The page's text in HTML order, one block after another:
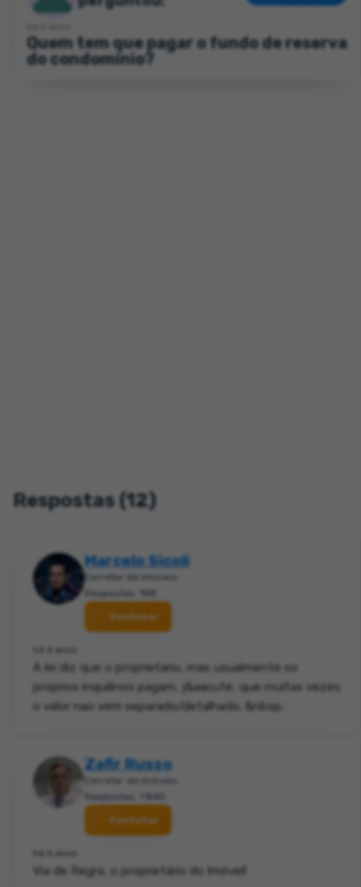
Quem tem que pagar o fundo de reserva
do condomínio?
Respostas (12)
Marcelo Sicoli
Corretor de imóveis
Respostas: 188
Contatar
há 6 anos
A lei diz que o proprietario, mas usualmente os
proprios inquilinos pagam, j&aacute; que muitas vezes
o valor nao vem separado/detalhado. &nbsp;
Zafir Russo
Corretor de imóveis
Respostas: 7.840
Contatar
há 6 anos
Via de Regra, o proprietário do Imóvel!